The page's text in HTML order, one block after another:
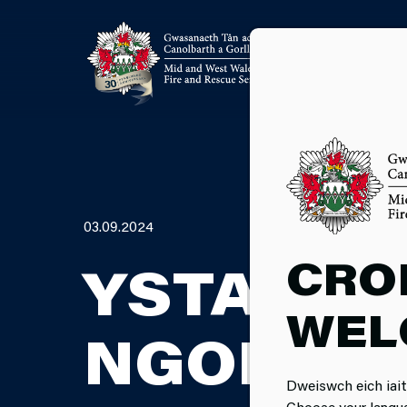
Dweiswch eich
03.09.2024